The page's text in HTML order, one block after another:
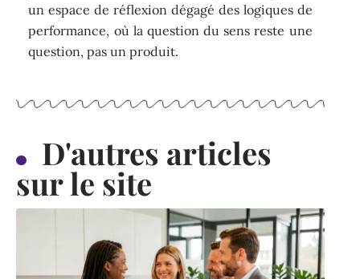
un espace de réflexion dégagé des logiques de
performance, où la question du sens reste une
question, pas un produit.
D'autres articles
sur le site